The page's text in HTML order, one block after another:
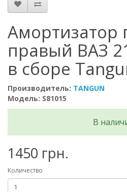
Амортизатор
правый ВАЗ
в сборе
Производитель: TANGUN
Модель: S81015
В
1450 грн.
Количество